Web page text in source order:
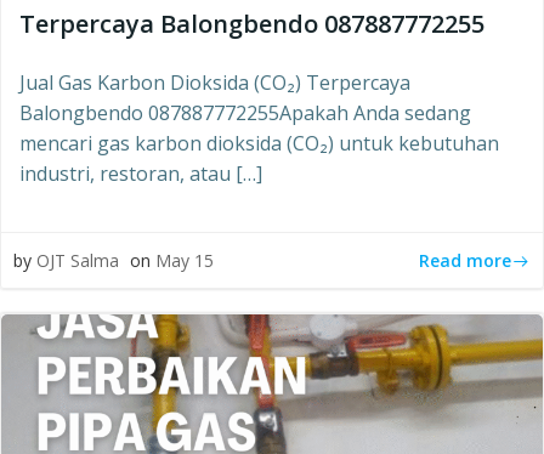
Terpercaya Balongbendo 087887772255
Jual Gas Karbon Dioksida (CO₂) Terpercaya
Balongbendo 087887772255Apakah Anda sedang
mencari gas karbon dioksida (CO₂) untuk kebutuhan
industri, restoran, atau […]
by OJT Salma on May 15 Read more